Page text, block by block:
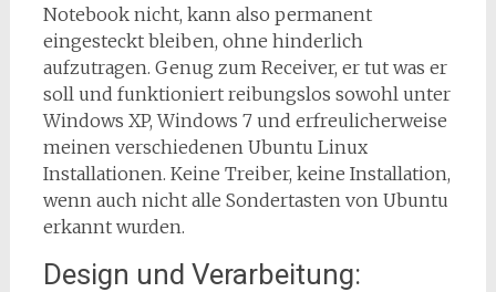
Notebook nicht, kann also permanent
eingesteckt bleiben, ohne hinderlich
aufzutragen. Genug zum Receiver, er tut was er
soll und funktioniert reibungslos sowohl unter
Windows XP, Windows 7 und erfreulicherweise
meinen verschiedenen Ubuntu Linux
Installationen. Keine Treiber, keine Installation,
wenn auch nicht alle Sondertasten von Ubuntu
erkannt wurden.
Design und Verarbeitung: